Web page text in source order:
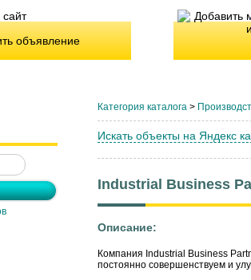
объявление
Категория каталога >
Искать объекты на Яндекс
Industrial Business
Описание:
Компания Industrial Business
постоянно совершенствуем и